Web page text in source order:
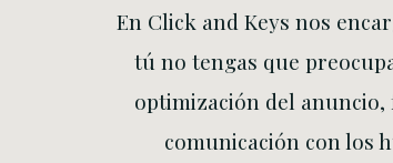
En Click and Keys nos
tú no tengas que
optimización del
comunicación con los